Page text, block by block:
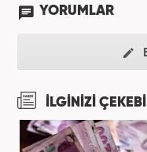
YORUMLAR
İLGİNİZİ